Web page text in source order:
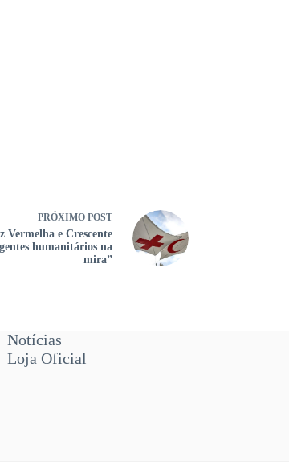
PRÓXIMO POST
Vermelha e Crescente
humanitários na
mira”
Notícias
Loja Oficial